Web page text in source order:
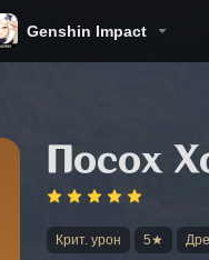
Genshin Impact
Посох
Крит. урон 5★